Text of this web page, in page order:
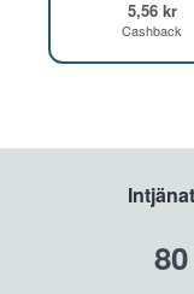
5,56 kr
Cashback